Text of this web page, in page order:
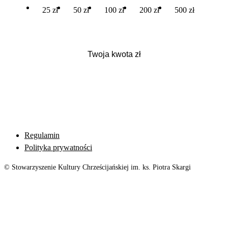
25 zł 50 zł 100 zł 200 zł 500 zł
Regulamin
Polityka prywatności
© Stowarzyszenie Kultury Chrześcijańskiej im. ks. Piotra Skargi